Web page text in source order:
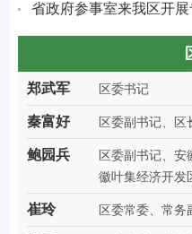
省政府参事室来我区开
郑武军 区委书记
秦富好 区委副书记、区
鲍园兵
区委副书记、安
徽叶集经济开发
崔玲 区委常委、常务